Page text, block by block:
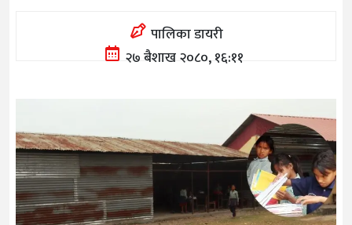
पालिका डायरी
२७ बैशाख २०८०, १६:११